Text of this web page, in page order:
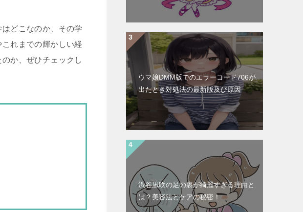
どこなのか、その学
れまでの輝かしい経
か、ぜひチェックし
ウマ娘DMM版でのエラーコード706が
出たとき対処法の最新版及び原因
渋谷凪咲の足の裏が綺麗すぎる理由と
は？美容法とケアの秘密！